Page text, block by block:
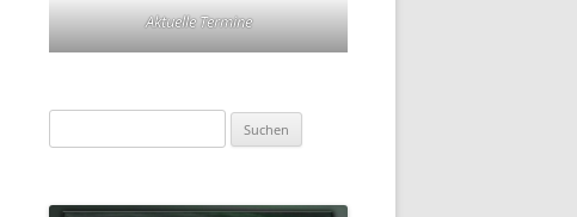
Aktuelle Termine
nach: